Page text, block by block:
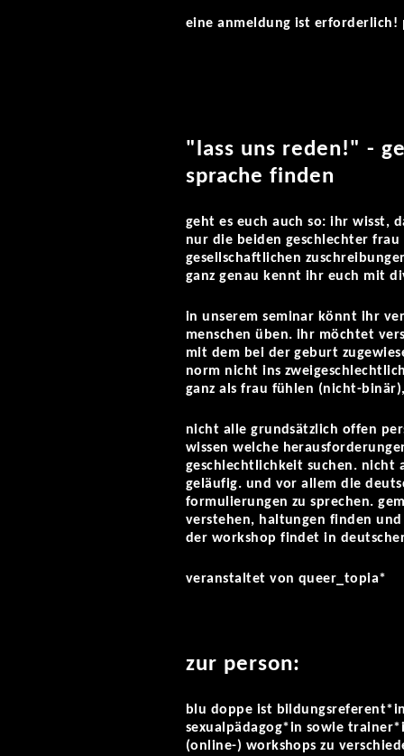
eine anmeldung ist erforderlich!
"lass uns reden!" -
sprache finden
geht es euch auch so: ihr wisst,
nur die beiden geschlechter
gesellschaftlichen
ganz genau kennt ihr euch mit
in unserem seminar könnt ihr
menschen üben. ihr möchtet
mit dem bei der geburt
norm nicht ins
ganz als frau fühlen (nicht-
nicht alle grundsätzlich offen
wissen welche
geschlechtlichkeit suchen.
geläufig. und vor allem die
formulierungen zu sprechen.
verstehen, haltungen finden
der workshop findet in
veranstaltet von queer_topia*
zur person:
blu doppe ist
sexualpädagog*in sowie
(online-) workshops zu